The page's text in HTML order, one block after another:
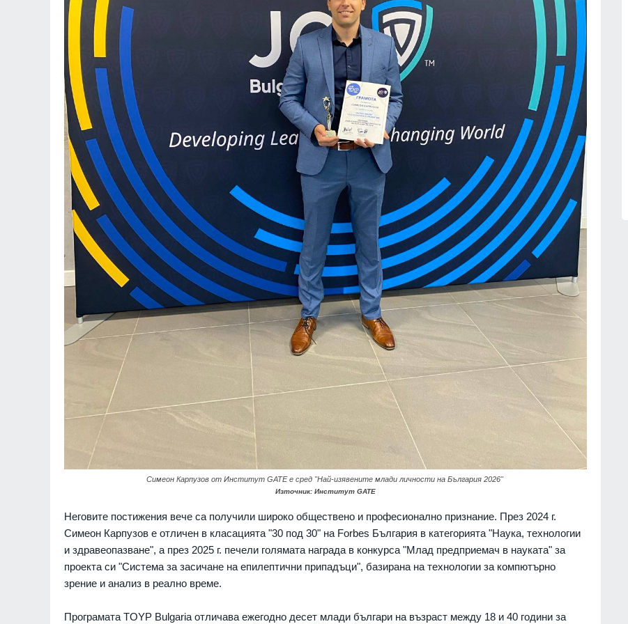
Симеон Карпузов от Институт GATE е сред "Най-изявените млади личности на България 2026"
Източник: Институт GATE
Неговите постижения вече са получили широко обществено и професионално признание. През 2024 г.
Симеон Карпузов е отличен в класацията "30 под 30" на Forbes България в категорията "Наука, технологии
и здравеопазване", а през 2025 г. печели голямата награда в конкурса "Млад предприемач в науката" за
проекта си "Система за засичане на епилептични припадъци", базирана на технологии за компютърно
зрение и анализ в реално време.
Програмата TOYP Bulgaria отличава ежегодно десет млади българи на възраст между 18 и 40 години за
Информационна кампания за
популяризиране на електронното
здравно досие и на мобилното
приложение еЗдраве ще се проведе
03.08.2026г.
Ансамбъл "Мездра" представи
достойно България на една от най-
престижните фолклорни сцени в
03.08.2026г.
17
Основоположник на съвременното
3D компютърно зрение се
присъединява към INSAIT
03.08.2026г.
Актуална информация относно
състоянието на корабоплавателния
път в българския участък на р. Дунав
към 4 август 2026 годи
Русе 04.08.2026г.